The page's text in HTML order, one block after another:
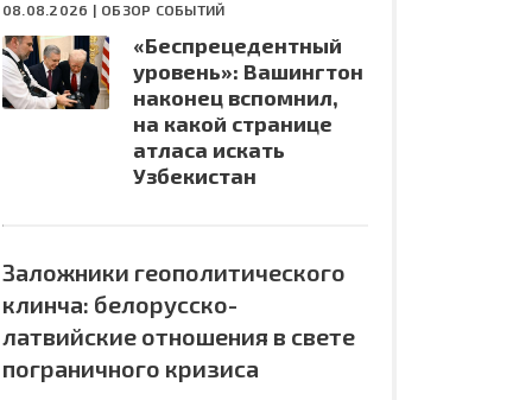
08.08.2026 | ОБЗОР СОБЫТИЙ
«Беспрецедентный
уровень»: Вашингтон
наконец вспомнил,
на какой странице
атласа искать
Узбекистан
Заложники геополитического
клинча: белорусско-
латвийские отношения в свете
пограничного кризиса